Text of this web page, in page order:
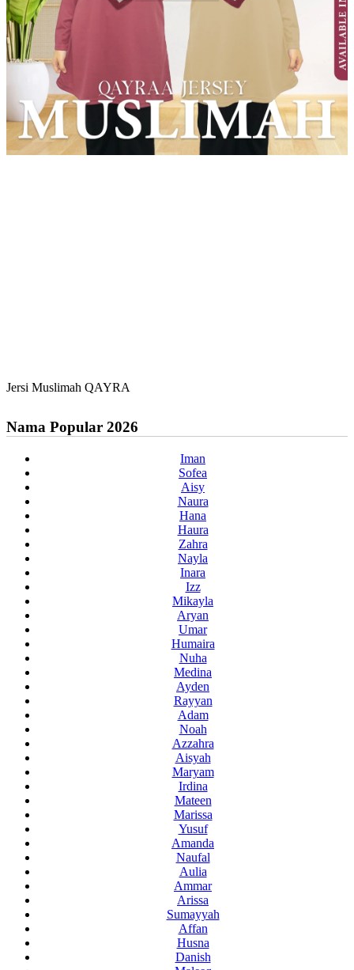
Jersi Muslimah QAYRA
Nama Popular 2026
Iman
Sofea
Aisy
Naura
Hana
Haura
Zahra
Nayla
Inara
Izz
Mikayla
Aryan
Umar
Humaira
Nuha
Medina
Ayden
Rayyan
Adam
Noah
Azzahra
Aisyah
Maryam
Irdina
Mateen
Marissa
Yusuf
Amanda
Naufal
Aulia
Ammar
Arissa
Sumayyah
Affan
Husna
Danish